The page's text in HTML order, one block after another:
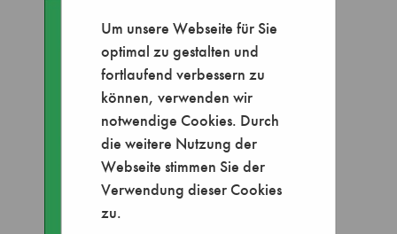
Um unsere Webseite für Sie
optimal zu gestalten und
fortlaufend verbessern zu
können, verwenden wir
notwendige Cookies. Durch
die weitere Nutzung der
Webseite stimmen Sie der
Verwendung dieser Cookies
zu.